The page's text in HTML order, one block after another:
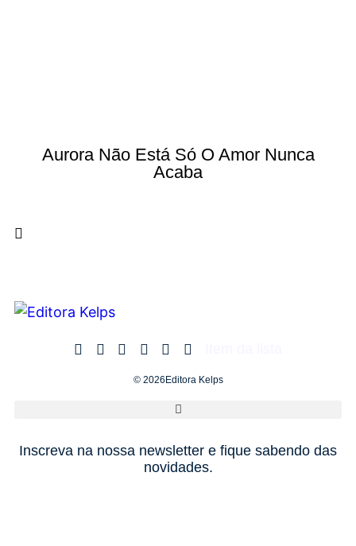
Aurora Não Está Só O Amor Nunca
Acaba
© 2026Editora Kelps
Inscreva na nossa newsletter e fique sabendo das
novidades.